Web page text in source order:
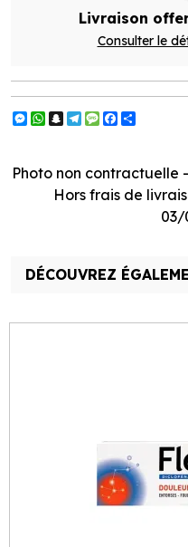
Livraison
Consulter le
Messenger
WhatsApp
Snapchat
Telegram
Message
Facebook
Photo non contractuelle
Hors frais de
03/
DÉCOUVREZ